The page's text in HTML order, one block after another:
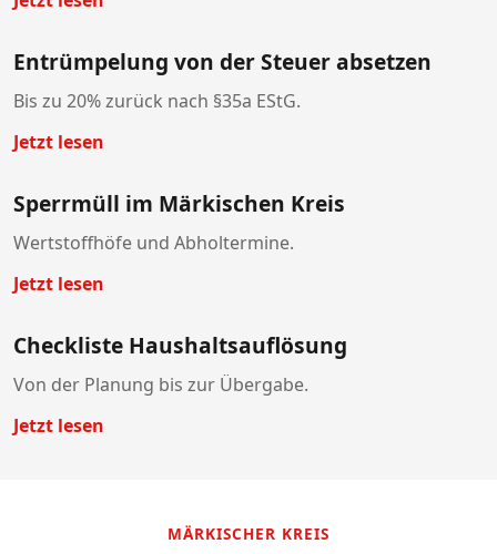
Entrümpelung von der Steuer absetzen
Bis zu 20% zurück nach §35a EStG.
Jetzt lesen
Sperrmüll im Märkischen Kreis
Wertstoffhöfe und Abholtermine.
Jetzt lesen
Checkliste Haushaltsauflösung
Von der Planung bis zur Übergabe.
Jetzt lesen
MÄRKISCHER KREIS